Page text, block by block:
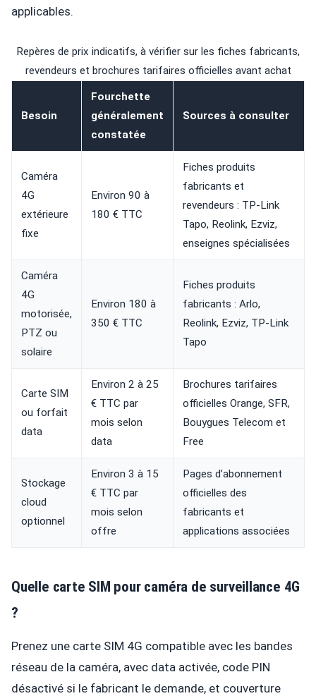
applicables.
Repères de prix indicatifs, à vérifier sur les fiches fabricants,
revendeurs et brochures tarifaires officielles avant achat
Besoin
Fourchette
généralement
constatée
Sources à consulter
Caméra
4G
extérieure
fixe
Environ 90 à
180 € TTC
Fiches produits
fabricants et
revendeurs : TP-Link
Tapo, Reolink, Ezviz,
enseignes spécialisées
Caméra
4G
motorisée,
PTZ ou
solaire
Environ 180 à
350 € TTC
Fiches produits
fabricants : Arlo,
Reolink, Ezviz, TP-Link
Tapo
Carte SIM
ou forfait
data
Environ 2 à 25
€ TTC par
mois selon
data
Brochures tarifaires
officielles Orange, SFR,
Bouygues Telecom et
Free
Stockage
cloud
optionnel
Environ 3 à 15
€ TTC par
mois selon
offre
Pages d’abonnement
officielles des
fabricants et
applications associées
Quelle carte SIM pour caméra de surveillance 4G
?
Prenez une carte SIM 4G compatible avec les bandes
réseau de la caméra, avec data activée, code PIN
désactivé si le fabricant le demande, et couverture